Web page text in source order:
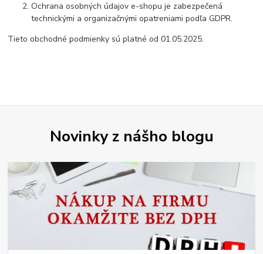
Ochrana osobných údajov e-shopu je zabezpečená
technickými a organizačnými opatreniami podľa GDPR.
Tieto obchodné podmienky sú platné od 01.05.2025.
Novinky z nášho blogu